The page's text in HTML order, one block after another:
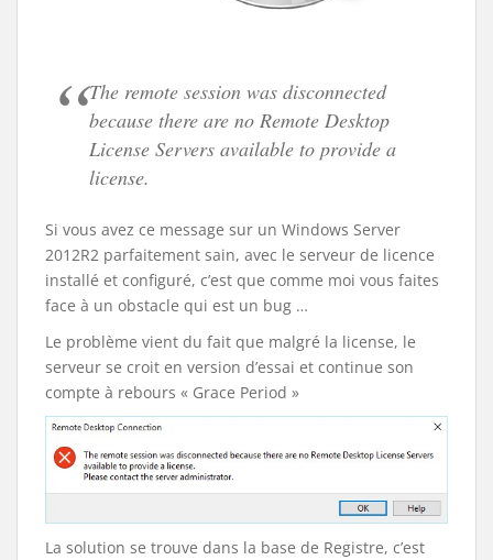
The remote session was disconnected
because there are no Remote Desktop
License Servers available to provide a
license.
Si vous avez ce message sur un Windows Server
2012R2 parfaitement sain, avec le serveur de licence
installé et configuré, c’est que comme moi vous faites
face à un obstacle qui est un bug …
Le problème vient du fait que malgré la license, le
serveur se croit en version d’essai et continue son
compte à rebours « Grace Period »
La solution se trouve dans la base de Registre, c’est